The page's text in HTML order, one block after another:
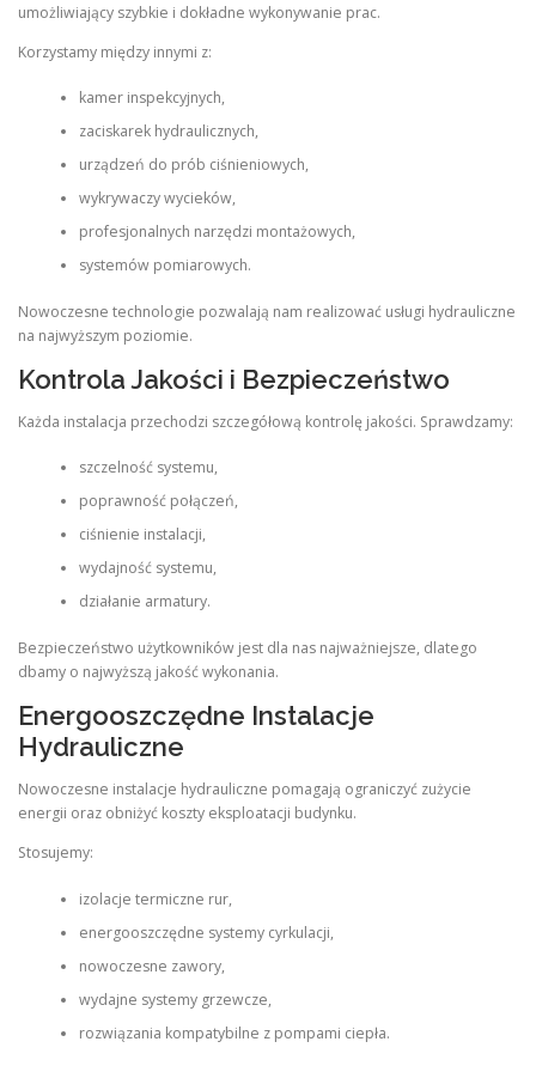
umożliwiający szybkie i dokładne wykonywanie prac.
Korzystamy między innymi z:
kamer inspekcyjnych,
zaciskarek hydraulicznych,
urządzeń do prób ciśnieniowych,
wykrywaczy wycieków,
profesjonalnych narzędzi montażowych,
systemów pomiarowych.
Nowoczesne technologie pozwalają nam realizować usługi hydrauliczne
na najwyższym poziomie.
Kontrola Jakości i Bezpieczeństwo
Każda instalacja przechodzi szczegółową kontrolę jakości. Sprawdzamy:
szczelność systemu,
poprawność połączeń,
ciśnienie instalacji,
wydajność systemu,
działanie armatury.
Bezpieczeństwo użytkowników jest dla nas najważniejsze, dlatego
dbamy o najwyższą jakość wykonania.
Energooszczędne Instalacje
Hydrauliczne
Nowoczesne instalacje hydrauliczne pomagają ograniczyć zużycie
energii oraz obniżyć koszty eksploatacji budynku.
Stosujemy:
izolacje termiczne rur,
energooszczędne systemy cyrkulacji,
nowoczesne zawory,
wydajne systemy grzewcze,
rozwiązania kompatybilne z pompami ciepła.